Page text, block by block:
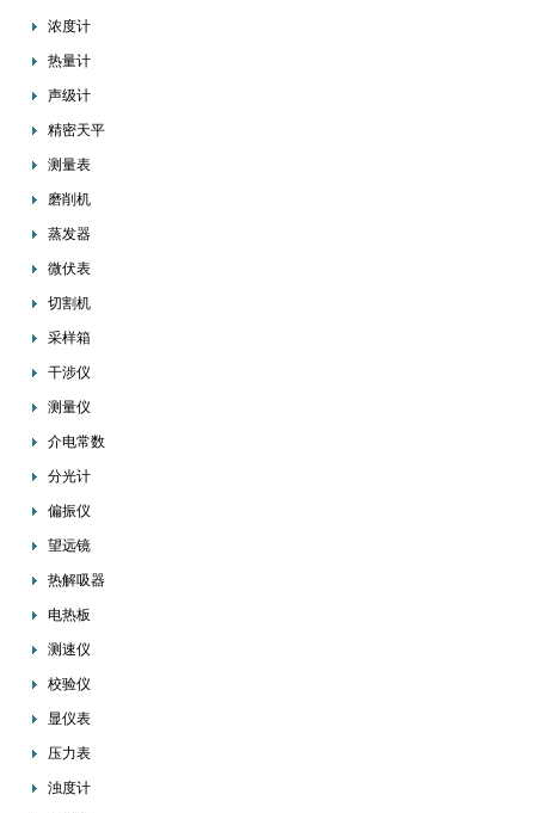
浓度计
热量计
声级计
精密天平
测量表
磨削机
蒸发器
微伏表
切割机
采样箱
干涉仪
测量仪
介电常数
分光计
偏振仪
望远镜
热解吸器
电热板
测速仪
校验仪
显仪表
压力表
浊度计